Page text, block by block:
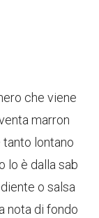
che viene
marron
lontano
lo è dalla sab
o salsa
nota di fondo